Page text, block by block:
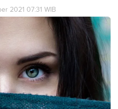
2021 07:31 WIB